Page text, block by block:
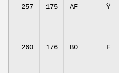
257 175 AF Ÿ
260 176 B0 Ḟ